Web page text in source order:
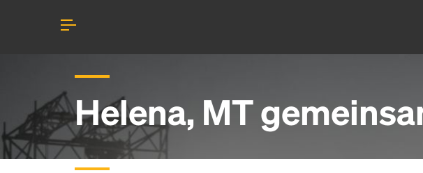
Helena, MT